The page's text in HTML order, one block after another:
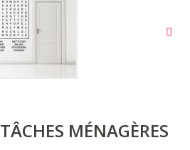
MÉNAGÈRES